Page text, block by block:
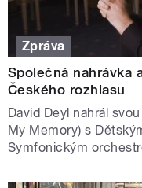
Zpráva
Společná nahrávka
Českého rozhlasu
David Deyl nahrál
My Memory) s
Symfonickým